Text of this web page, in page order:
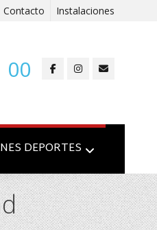
Contacto Instalaciones
00
DEPORTES